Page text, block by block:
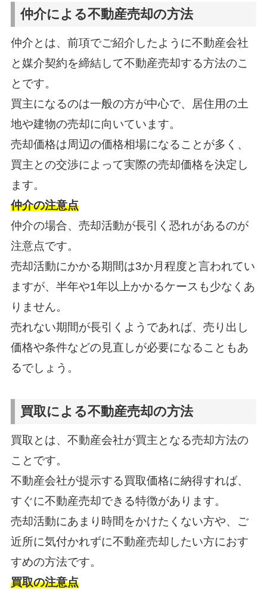
仲介による不動産売却の方法
仲介とは、前項でご紹介したように不動産会社
と媒介契約を締結して不動産売却する方法のこ
とです。
買主になるのは一般の方が中心で、居住用の土
地や建物の売却に向いています。
売却価格は周辺の価格相場になることが多く、
買主との交渉によって実際の売却価格を決定し
ます。
仲介の注意点
仲介の場合、売却活動が長引く恐れがあるのが
注意点です。
売却活動にかかる期間は3か月程度と言われてい
ますが、半年や1年以上かかるケースも少なくあ
りません。
売れない期間が長引くようであれば、売り出し
価格や条件などの見直しが必要になることもあ
るでしょう。
買取による不動産売却の方法
買取とは、不動産会社が買主となる売却方法の
ことです。
不動産会社が提示する買取価格に納得すれば、
すぐに不動産売却できる特徴があります。
売却活動にあまり時間をかけたくない方や、ご
近所に気付かれずに不動産売却したい方におす
すめの方法です。
買取の注意点